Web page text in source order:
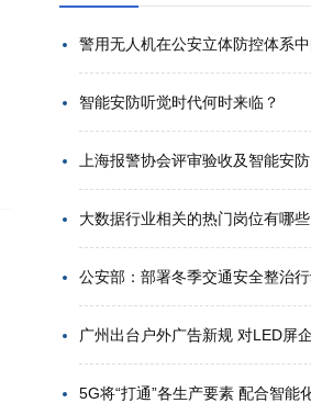
智能安防听觉时代何时来临？
大数据行业相关的热门岗位有哪些